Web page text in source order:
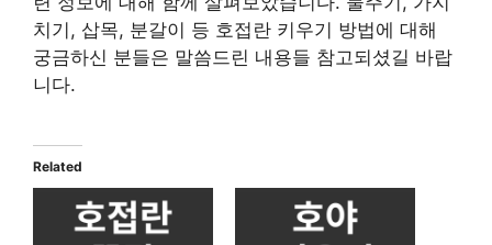
치기, 삽목, 분갈이 등 호접란 키우기 방법에 대해
궁금하신 분들은 말씀드린 내용들 참고되셨길 바랍
니다.
Related